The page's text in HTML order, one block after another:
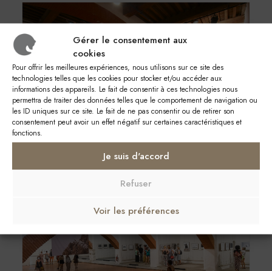
Gérer le consentement aux
cookies
Pour offrir les meilleures expériences, nous utilisons sur ce site des
technologies telles que les cookies pour stocker et/ou accéder aux
informations des appareils. Le fait de consentir à ces technologies nous
permettra de traiter des données telles que le comportement de navigation ou
les ID uniques sur ce site. Le fait de ne pas consentir ou de retirer son
consentement peut avoir un effet négatif sur certaines caractéristiques et
fonctions.
Je suis d'accord
Refuser
Voir les préférences